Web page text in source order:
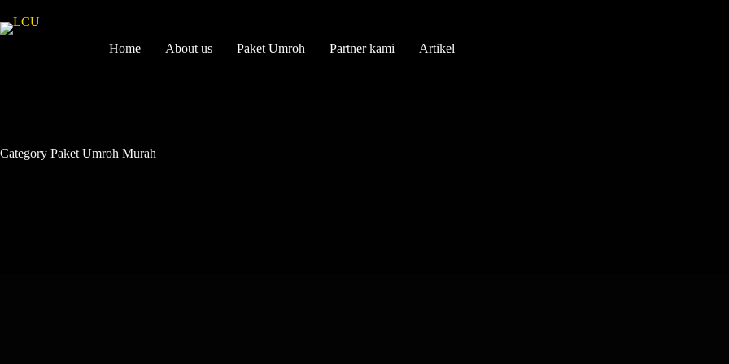
Home About us Paket Umroh Partner kami Artikel
Category Paket Umroh Murah